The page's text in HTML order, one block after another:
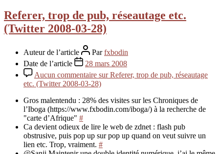
Referer, trop de pub, réseautage etc.
(Twitter 2008-03-28)
Auteur de l’article Parfxbodin
Date de l’article
28 mars 2008
Aucun commentaire sur Referer, trop de pub, réseautage
etc. (Twitter 2008-03-28)
Gros malentendu : 28% des visites sur les Chroniques de
l’Iboga (https://www.fxbodin.com/iboga/) à la recherche de
"carte d’Afrique" #
Ca devient odieux de lire le web de zdnet : flash pub
obstrusive, puis pop up sur pop up quand on veut suivre un
lien etc. Trop, vraiment. #